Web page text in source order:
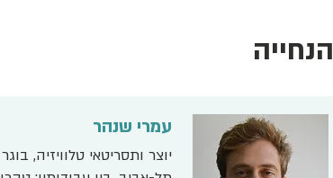
הנחייה
עמרי שנהר
יוצר ותסריטאי טלוויזיה,